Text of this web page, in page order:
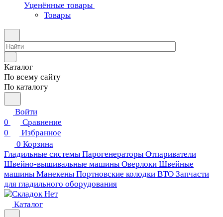
Уценённые товары
Товары
Каталог
По всему сайту
По каталогу
Войти
0
Сравнение
0
Избранное
0 Корзина
Гладильные системы Парогенераторы Отпариватели
Швейно-вышивальные машины Оверлоки Швейные
машины Манекены Портновские колодки ВТО Запчасти
для гладильного оборудования
Каталог